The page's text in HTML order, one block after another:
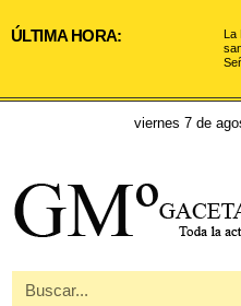
ÚLTIMA HORA:
La
viernes 7 de